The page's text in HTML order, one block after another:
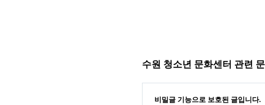
수원 청소년 문화센터 관련
비밀글 기능으로 보호된 글입니다.